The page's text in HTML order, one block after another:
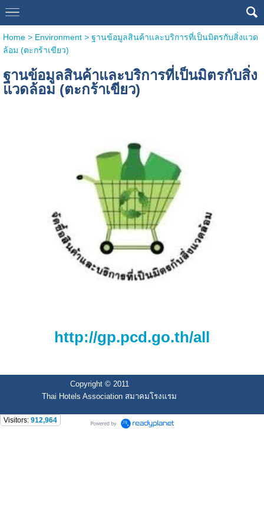
Home > Environment> ฐานข้อมูลสินค้าและบริการที่เป็นมิตรกับสิ่งแวด
ล้อม (ตะกร้าเขียว)
ฐานข้อมูลสินค้าและบริการที่เป็นมิตรกับสิ่ง
แวดล้อม (ตะกร้าเขียว)
http://gp.pcd.go.th/all
Copyright © 2011
Thai Hotels Association สมาคมโรงแรม
Visitors: 912,964